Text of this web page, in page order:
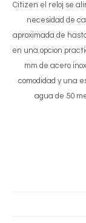
Citizen el reloj se
necesidad de
aproximada de
en una opcion
mm de acero
comodidad y una
agua de 50